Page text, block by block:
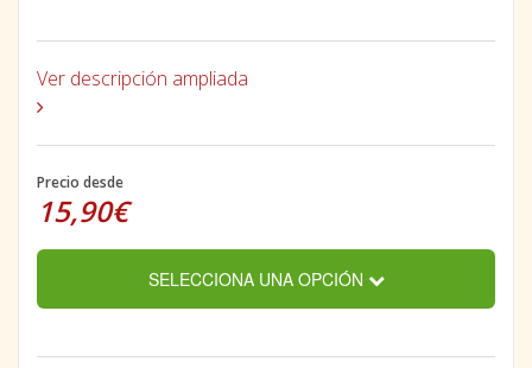
Ver descripción ampliada
Precio desde
15,90€
SELECCIONA UNA OPCIÓN